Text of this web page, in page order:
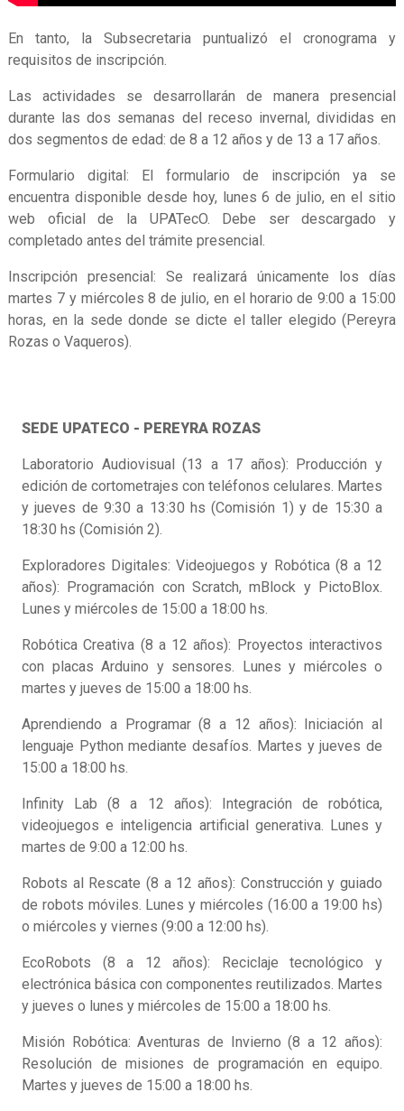
En tanto, la Subsecretaria puntualizó el cronograma y
requisitos de inscripción.
Las actividades se desarrollarán de manera presencial
durante las dos semanas del receso invernal, divididas en
dos segmentos de edad: de 8 a 12 años y de 13 a 17 años.
Formulario digital: El formulario de inscripción ya se
encuentra disponible desde hoy, lunes 6 de julio, en el sitio
web oficial de la UPATecO. Debe ser descargado y
completado antes del trámite presencial.
Inscripción presencial: Se realizará únicamente los días
martes 7 y miércoles 8 de julio, en el horario de 9:00 a 15:00
horas, en la sede donde se dicte el taller elegido (Pereyra
Rozas o Vaqueros).
SEDE UPATECO - PEREYRA ROZAS
Laboratorio Audiovisual (13 a 17 años): Producción y
edición de cortometrajes con teléfonos celulares. Martes
y jueves de 9:30 a 13:30 hs (Comisión 1) y de 15:30 a
18:30 hs (Comisión 2).
Exploradores Digitales: Videojuegos y Robótica (8 a 12
años): Programación con Scratch, mBlock y PictoBlox.
Lunes y miércoles de 15:00 a 18:00 hs.
Robótica Creativa (8 a 12 años): Proyectos interactivos
con placas Arduino y sensores. Lunes y miércoles o
martes y jueves de 15:00 a 18:00 hs.
Aprendiendo a Programar (8 a 12 años): Iniciación al
lenguaje Python mediante desafíos. Martes y jueves de
15:00 a 18:00 hs.
Infinity Lab (8 a 12 años): Integración de robótica,
videojuegos e inteligencia artificial generativa. Lunes y
martes de 9:00 a 12:00 hs.
Robots al Rescate (8 a 12 años): Construcción y guiado
de robots móviles. Lunes y miércoles (16:00 a 19:00 hs)
o miércoles y viernes (9:00 a 12:00 hs).
EcoRobots (8 a 12 años): Reciclaje tecnológico y
electrónica básica con componentes reutilizados. Martes
y jueves o lunes y miércoles de 15:00 a 18:00 hs.
Misión Robótica: Aventuras de Invierno (8 a 12 años):
Resolución de misiones de programación en equipo.
Martes y jueves de 15:00 a 18:00 hs.